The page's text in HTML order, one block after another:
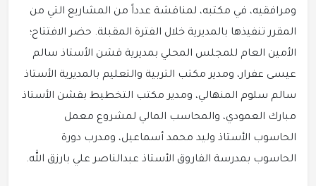
ومرافقيه، في مكتبه، لمناقشة عدداً من المشاريع التي من
المقرر تنفيذها بالمديرية خلال الفترة المقبلة. حضر الافتتاح؛
الأمين العام للمجلس المحلي بمديرية قشن الأستاذ سالم
عيسى عفرار، ومدير مكتب التربية والتعليم بالمديرية الأستاذ
سالم سلوم المنهالي، ومدير مكتب التخطيط بقشن الأستاذ
مبارك العمودي، والمحاسب المالي لمشروع معمل
الحاسوب الأستاذ وليد محمد أسماعيل، ومدرب دورة
الحاسوب بمدرسة الفاروق الأستاذ عبدالناصر علي بارزق الله.